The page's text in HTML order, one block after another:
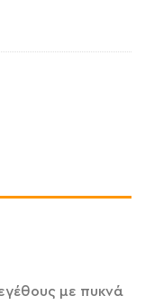
με πυκνά